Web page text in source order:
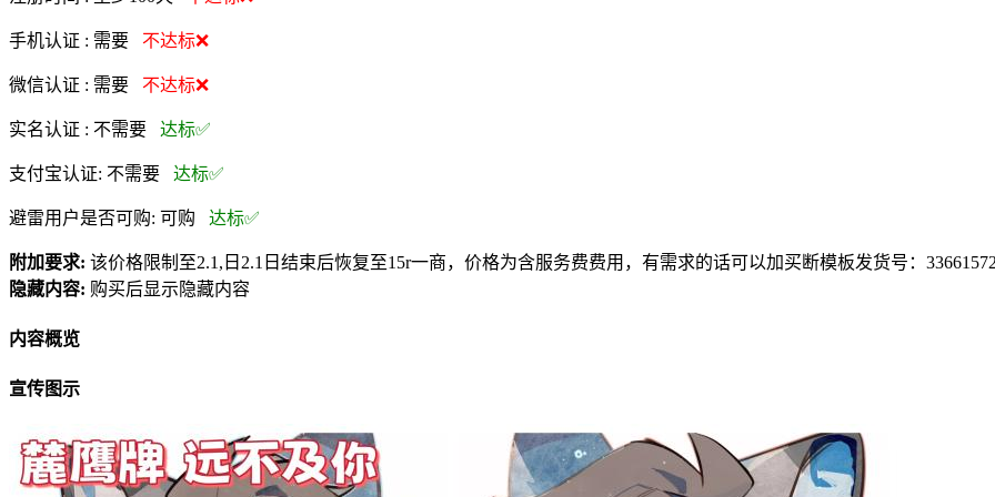
手机认证 : 需要 不达标❌
微信认证 : 需要 不达标❌
实名认证 : 不需要 达标✅
支付宝认证: 不需要 达标✅
避雷用户是否可购: 可购 达标✅
附加要求: 该价格限制至2.1,日2.1日结束后恢复至15r一商，价格为含服务费费用，有需求的话可以加买断模板发货号：
隐藏内容: 购买后显示隐藏内容
内容概览
宣传图示